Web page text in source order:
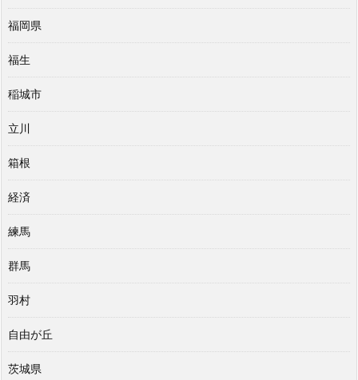
福岡県
福生
稲城市
立川
箱根
経済
練馬
群馬
羽村
自由が丘
茨城県